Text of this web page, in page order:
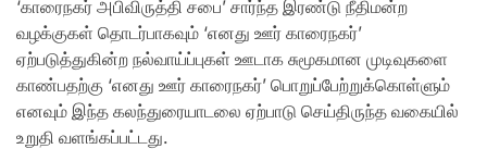
‘காரைநகர் அபிவிருத்தி சபை’ சார்ந்த இரண்டு நீதிமன்ற
வழக்குகள் தொடர்பாகவும் ‘எனது ஊர் காரைநகர்’
ஏற்படுத்துகின்ற நல்வாய்ப்புகள் ஊடாக சுமூகமான முடிவுகளை
காண்பதற்கு ‘எனது ஊர் காரைநகர்’ பொறுப்பேற்றுக்கொள்ளும்
எனவும் இந்த கலந்துரையாடலை ஏற்பாடு செய்திருந்த வகையில்
உறுதி வளங்கப்பட்டது.